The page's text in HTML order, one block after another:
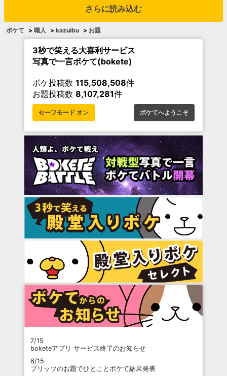
さらに読み込む
ボケて > 職人 > kazuibu > お題
3秒で笑える大喜利サービス
写真で一言ボケて(bokete)
ボケ投稿数 115,508,508件
お題投稿数 8,107,281件
セーフモード オン ボケてへようこそ
7/15
boketeアプリ サービス終了のお知らせ
6/15
プリッツのお題でひとことボケて結果発表